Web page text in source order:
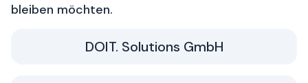
bleiben möchten.
DOIT. Solutions GmbH